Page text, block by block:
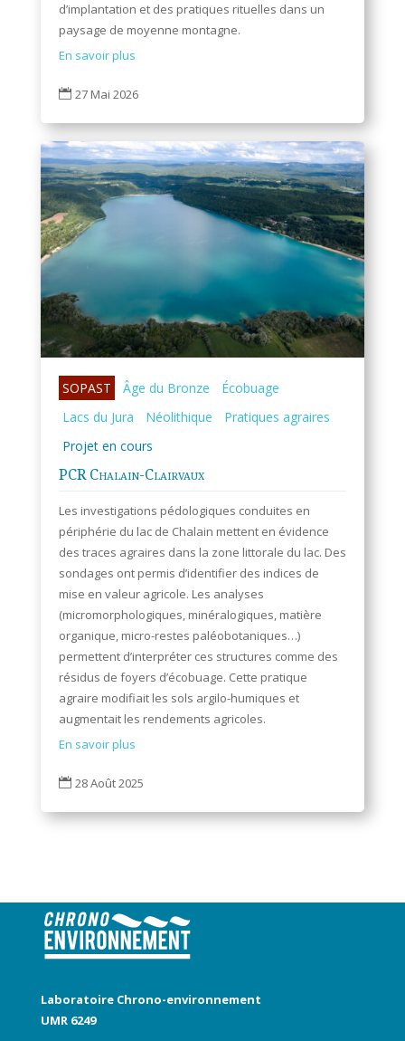
d’implantation et des pratiques rituelles dans un
paysage de moyenne montagne.
En savoir plus
 27 Mai 2026
SOPAST Âge du Bronze
Écobuage
Lacs du Jura
Néolithique
Pratiques agraires
Projet en cours
PCR Chalain-Clairvaux
Les investigations pédologiques conduites en
périphérie du lac de Chalain mettent en évidence
des traces agraires dans la zone littorale du lac. Des
sondages ont permis d’identifier des indices de
mise en valeur agricole. Les analyses
(micromorphologiques, minéralogiques, matière
organique, micro-restes paléobotaniques…)
permettent d’interpréter ces structures comme des
résidus de foyers d’écobuage. Cette pratique
agraire modifiait les sols argilo-humiques et
augmentait les rendements agricoles.
En savoir plus
 28 Août 2025
Laboratoire Chrono-environnement
UMR 6249